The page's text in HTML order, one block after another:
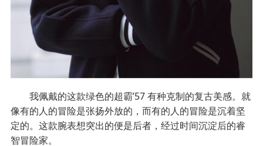
我佩戴的这款绿色的超霸’57 有种克制的复古美感。就
像有的人的冒险是张扬外放的，而有的人的冒险是沉着坚
定的。这款腕表想突出的便是后者，经过时间沉淀后的睿
智冒险家。